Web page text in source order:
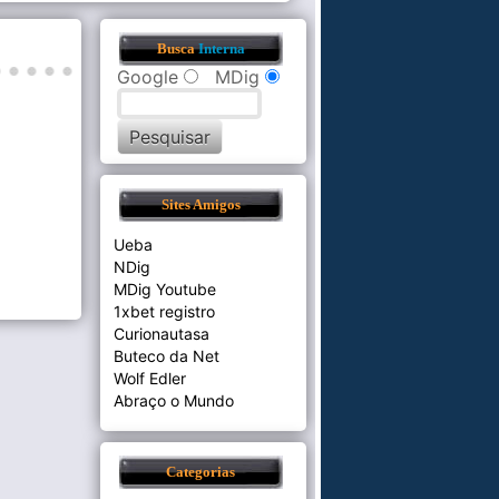
BuscaInterna
Google MDig
Sites Amigos
Ueba
NDig
MDig Youtube
1xbet registro
Curionautasa
Buteco da Net
Wolf Edler
Abraço o Mundo
Categorias